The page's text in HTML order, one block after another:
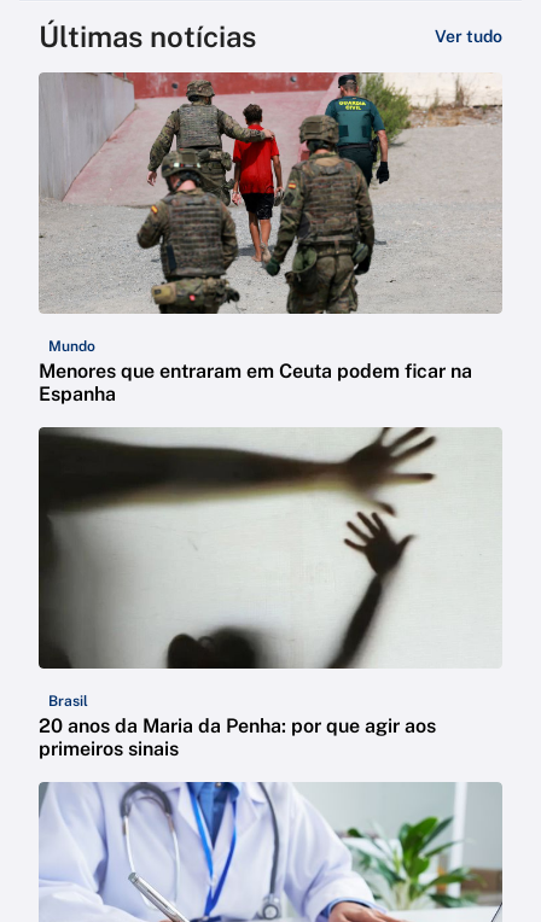
Últimas notícias Ver tudo
Mundo
Menores que entraram em Ceuta podem ficar na
Espanha
Brasil
20 anos da Maria da Penha: por que agir aos
primeiros sinais